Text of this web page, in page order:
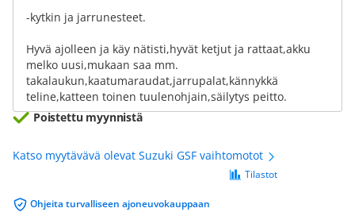
-kytkin ja jarrunesteet.
Hyvä ajolleen ja käy nätisti,hyvät ketjut ja rattaat,akku
melko uusi,mukaan saa mm.
takalaukun,kaatumaraudat,jarrupalat,kännykkä
teline,katteen toinen tuulenohjain,säilytys peitto.
Poistettu myynnistä
Katso myytävävä olevat Suzuki GSF vaihtomotot
Ohjeita turvalliseen ajoneuvokauppaan
Tilastot